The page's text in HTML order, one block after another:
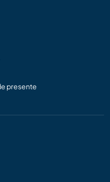
presente